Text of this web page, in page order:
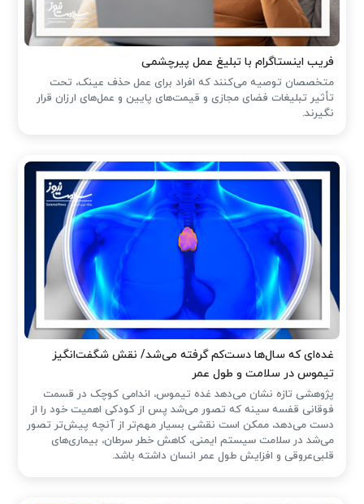
فریب اینستاگرام با تبلیغ عمل پیرچشمی
متخصصان توصیه می‌کنند که افراد برای عمل حذف عینک، تحت
تأثیر تبلیغات فضای مجازی و قیمت‌های پایین و عمل‌های ارزان قرار
نگیرند.
غده‌ای که سال‌ها دست‌کم گرفته می‌شد/ نقش شگفت‌انگیز
تیموس در سلامت و طول عمر
پژوهشی تازه نشان می‌دهد غده تیموس، اندامی کوچک در قسمت
فوقانی قفسه سینه که تصور می‌شد پس از کودکی اهمیت خود را از
دست می‌دهد، ممکن است نقشی بسیار مهم‌تر از آنچه پیش‌تر تصور
می‌شد در سلامت سیستم ایمنی، کاهش خطر سرطان، بیماری‌های
قلبی‌عروقی و افزایش طول عمر انسان داشته باشد.